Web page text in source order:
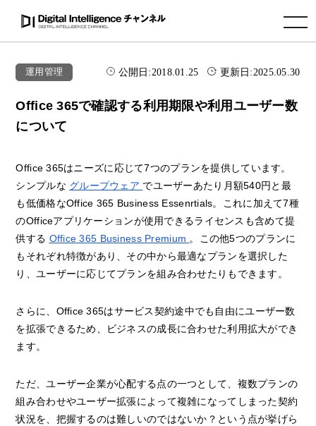
toggle navigation
運用管理 公開日:2018.01.25 更新日:2025.05.30
Office 365で確認する利用期限や利用ユーザー数
について
Office 365はニーズに応じて7つのプランを提供しています。
シンプルな グループウェア でユーザーあたり月額540円と最
も低価格なOffice 365 Business Essenrtials。これに加えて7種
のOfficeアプリケーションが使用できるライセンスも含めて提
供する Office 365 Business Premium 。この他5つのプランに
もそれぞれ特徴があり、その中から最適なプランを選択した
り、ユーザーに応じてプランを組み合わせたりもできます。
さらに、Office 365はサービス契約途中でも自由にユーザー数
を拡張できるため、ビジネスの成長に合わせた利用拡大ができ
ます。
ただ、ユーザー企業が心配する点の一つとして、複数プランの
組み合わせやユーザー拡張によって複雑になってしまった契約
状況を、把握するのは難しいのではないか？という点が挙げら